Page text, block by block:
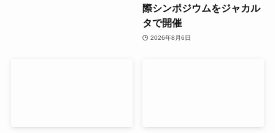
際シンポジウムをジャカル
タで開催
2026年8月6日